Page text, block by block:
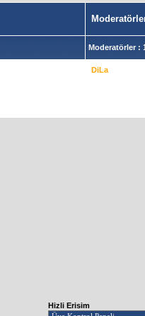
Moderatörler :
DiLa
Hizli Erisim